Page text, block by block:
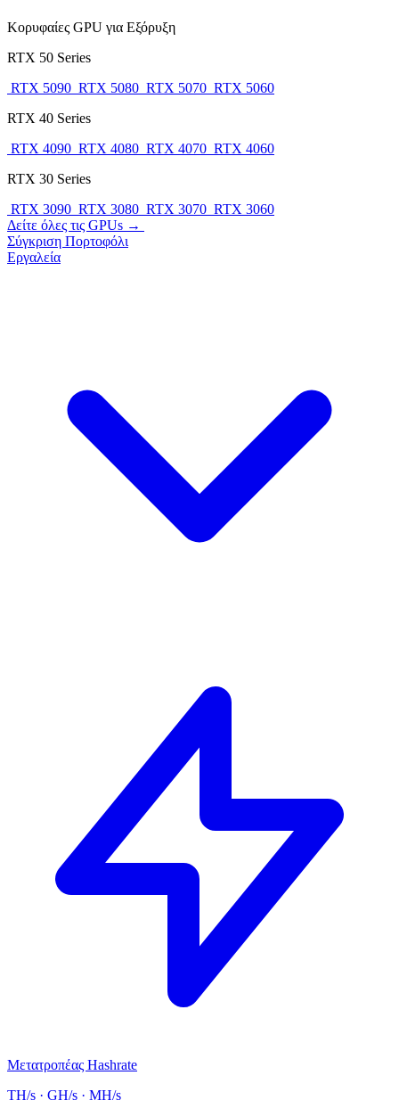
Κορυφαίες GPU για Εξόρυξη
RTX 50 Series
RTX 5090 RTX 5080 RTX 5070 RTX 5060
RTX 40 Series
RTX 4090 RTX 4080 RTX 4070 RTX 4060
RTX 30 Series
RTX 3090 RTX 3080 RTX 3070 RTX 3060
Δείτε όλες τις GPUs →
Σύγκριση Πορτοφόλι
Εργαλεία
Μετατροπέας Hashrate
TH/s · GH/s · MH/s